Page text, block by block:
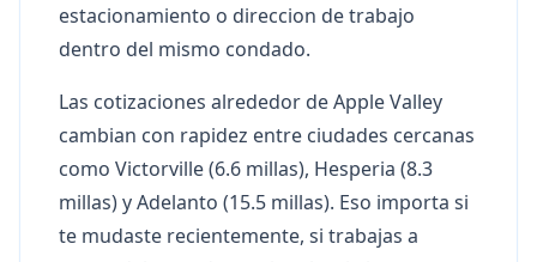
estacionamiento o direccion de trabajo
dentro del mismo condado.
Las cotizaciones alrededor de Apple Valley
cambian con rapidez entre ciudades cercanas
como Victorville (6.6 millas), Hesperia (8.3
millas) y Adelanto (15.5 millas). Eso importa si
te mudaste recientemente, si trabajas a